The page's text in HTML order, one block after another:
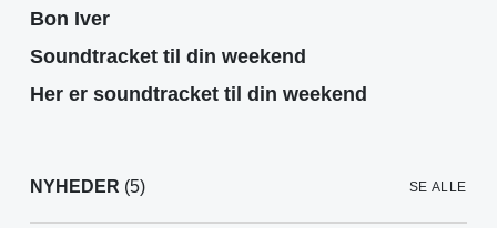
Bon Iver
Soundtracket til din weekend
Her er soundtracket til din weekend
NYHEDER (5) SE ALLE